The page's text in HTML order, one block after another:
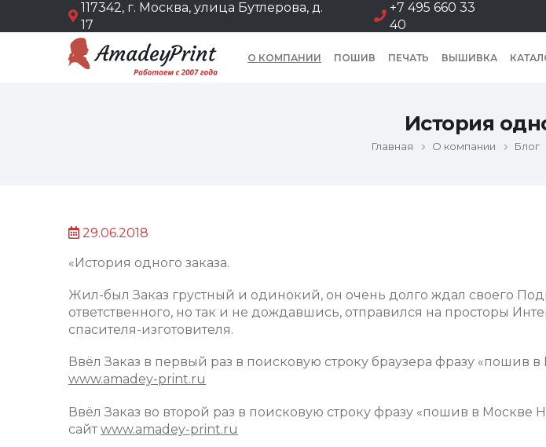
117342, г. Москва, улица Бутлерова, д.
17
+7 495 660 33
40
О КОМПАНИИ ПОШИВ ПЕЧАТЬ ВЫШИВКА
История
Главная О компании Блог
29.06.2018
«История одного заказа.
Жил-был Заказ грустный и одинокий, он очень долго ждал своего
ответственного, но так и не дождавшись, отправился на просторы
спасителя-изготовителя.
Ввёл Заказ в первый раз в поисковую строку браузера фразу «пошив
www.amadey-print.ru
Ввёл Заказ во второй раз в поисковую строку фразу «пошив в
сайт www.amadey-print.ru